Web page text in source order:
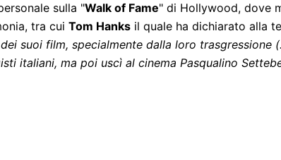
sulla "Walk of Fame" di Hollywood, dove
tra cui Tom Hanks il quale ha dichiarato alla
suoi film, specialmente dalla loro trasgressione
italiani, ma poi uscì al cinema Pasqualino